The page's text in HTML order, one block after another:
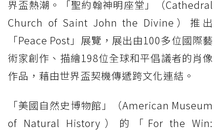
界盃熱潮。「聖約翰神明座堂」（Cathedral
Church of Saint John the Divine）推出
「Peace Post」展覽，展出由100多位國際藝
術家創作、描繪198位全球和平倡議者的肖像
作品，藉由世界盃契機傳遞跨文化連結。
「美國自然史博物館」（American Museum
of Natural History）的「For the Win: